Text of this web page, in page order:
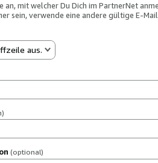
an, mit welcher Du Dich im PartnerNet
sein, verwende eine andere gültige E-
aus.
(optional)